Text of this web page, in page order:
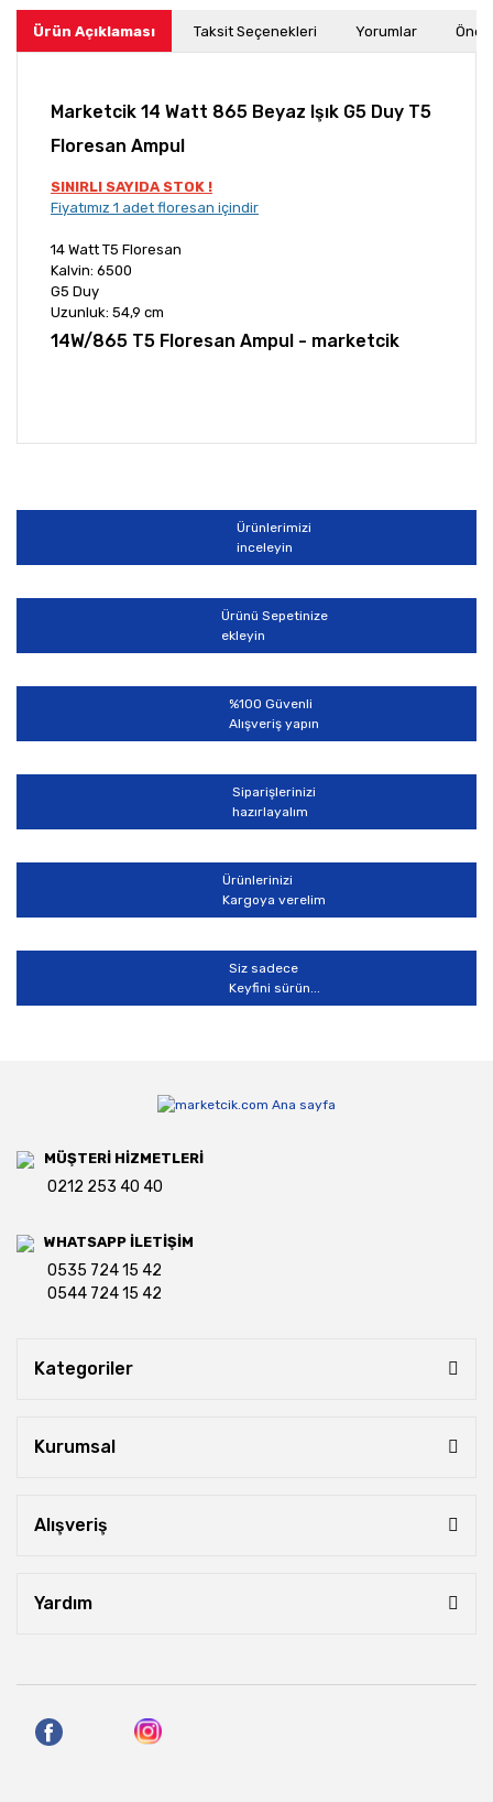
Ürün Açıklaması Taksit Seçenekleri Yorumlar
Marketcik 14 Watt 865 Beyaz Işık G5 Duy T5
Floresan Ampul
SINIRLI SAYIDA STOK !
Fiyatımız 1 adet floresan içindir
14 Watt T5 Floresan
Kalvin: 6500
G5 Duy
Uzunluk: 54,9 cm
14W/865 T5 Floresan Ampul - marketcik
Yorum Yaz
Bu ürünün fiyat bilgisi, resim, ürün açıklamalarında ve
Görüş ve önerileriniz için teşekkür ederiz.
Ürün resmi kalitesiz, bozuk veya görüntülenemiyor.
Ürün açıklamasında eksik bilgiler bulunuyor.
Ürün bilgilerinde hatalar bulunuyor.
Ürün fiyatı diğer sitelerden daha pahalı.
Bu ürüne benzer farklı alternatifler olmalı.
Gönder
Ürünlerimizi
inceleyin
Ürünü Sepetinize
ekleyin
%100 Güvenli
Alışveriş yapın
Siparişlerinizi
hazırlayalım
Ürünlerinizi
Kargoya verelim
Siz sadece
Keyfini sürün...
MÜŞTERİ HİZMETLERİ
0212 253 40 40
WHATSAPP İLETİŞİM
0535 724 15 42
0544 724 15 42
Kategoriler
Kurumsal
Alışveriş
Yardım